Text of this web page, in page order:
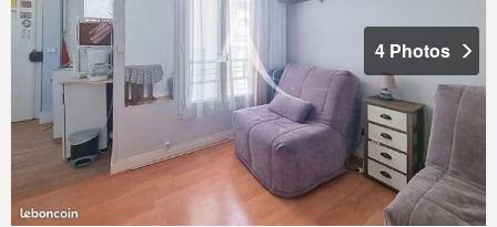
4 Photos